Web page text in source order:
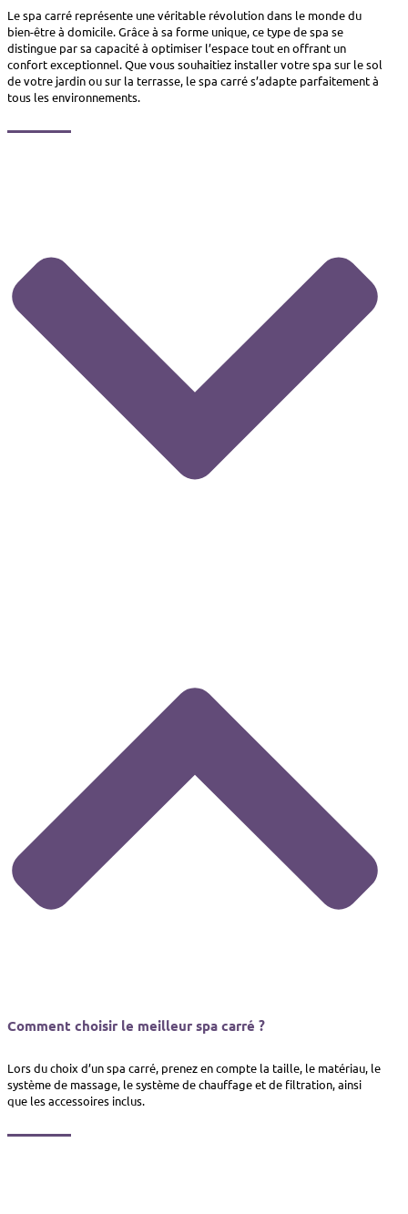
Le spa carré représente une véritable révolution dans le monde du
bien-être à domicile. Grâce à sa forme unique, ce type de spa se
distingue par sa capacité à optimiser l’espace tout en offrant un
confort exceptionnel. Que vous souhaitiez installer votre spa sur le sol
de votre jardin ou sur la terrasse, le spa carré s’adapte parfaitement à
tous les environnements.
Comment choisir le meilleur spa carré ?
Lors du choix d’un spa carré, prenez en compte la taille, le matériau, le
système de massage, le système de chauffage et de filtration, ainsi
que les accessoires inclus.